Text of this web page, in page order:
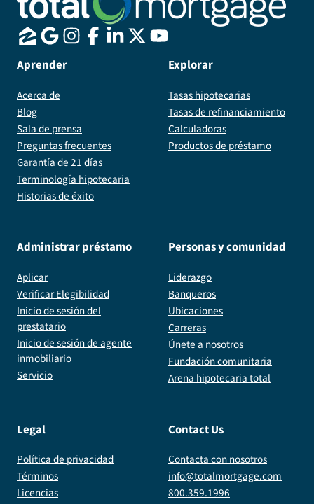
Aprender
Acerca de
Blog
Sala de prensa
Preguntas frecuentes
Garantía de 21 días
Terminología hipotecaria
Historias de éxito
Explorar
Tasas hipotecarias
Tasas de refinanciamiento
Calculadoras
Productos de préstamo
Administrar préstamo
Aplicar
Verificar Elegibilidad
Inicio de sesión del
prestatario
Inicio de sesión de agente
inmobiliario
Servicio
Personas y comunidad
Liderazgo
Banqueros
Ubicaciones
Carreras
Únete a nosotros
Fundación comunitaria
Arena hipotecaria total
Legal
Política de privacidad
Términos
Licencias
Contact Us
Contacta con nosotros
info@totalmortgage.com
800.359.1996